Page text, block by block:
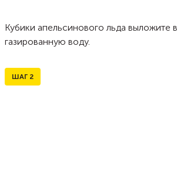
Кубики апельсинового льда выложите
газированную воду.
ШАГ 2